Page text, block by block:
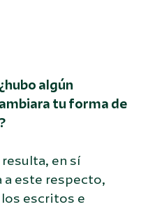
algún
tu forma de
en sí
a este respecto,
escritos e